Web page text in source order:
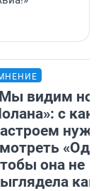
видим
с
она не
как